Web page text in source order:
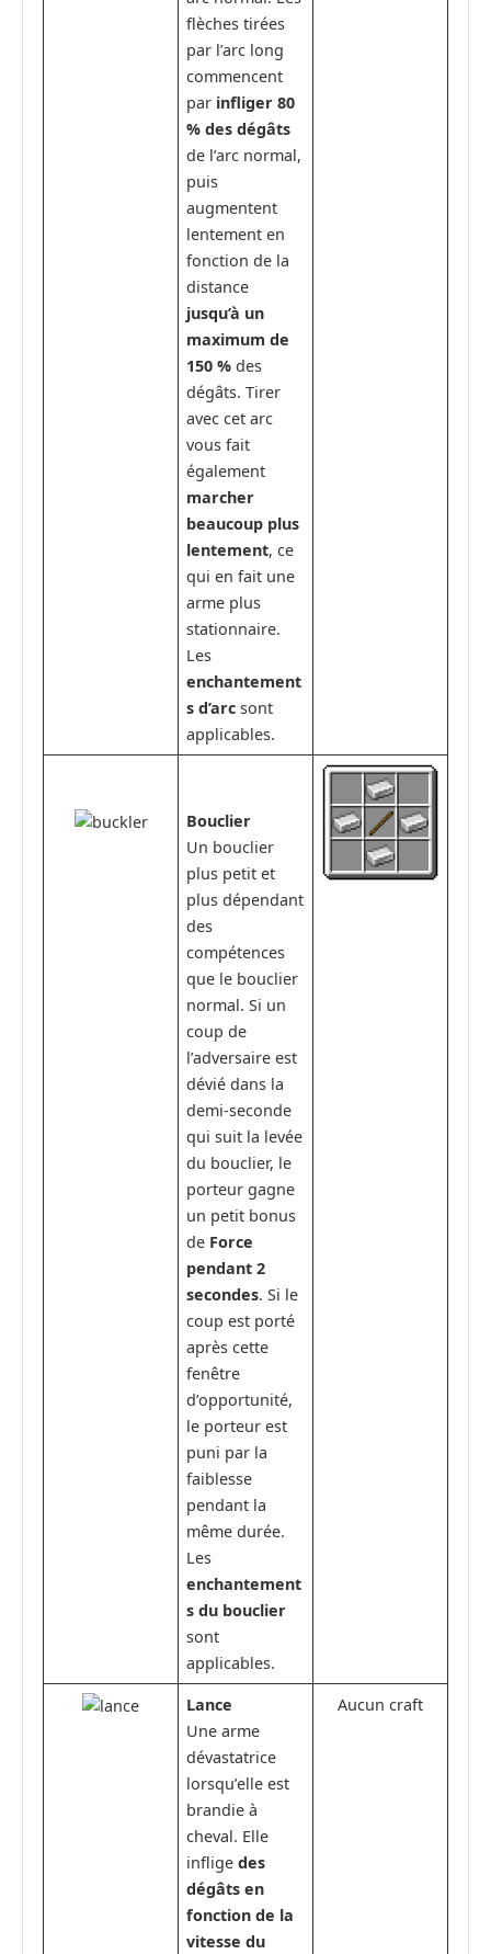
flèches tirées
par l’arc long
commencent
par infliger 80
% des dégâts
de l’arc normal,
puis
augmentent
lentement en
fonction de la
distance
jusqu’à un
maximum de
150 % des
dégâts. Tirer
avec cet arc
vous fait
également
marcher
beaucoup plus
lentement, ce
qui en fait une
arme plus
stationnaire.
Les
enchantement
s d’arc sont
applicables.
Bouclier
Un bouclier
plus petit et
plus dépendant
des
compétences
que le bouclier
normal. Si un
coup de
l’adversaire est
dévié dans la
demi-seconde
qui suit la levée
du bouclier, le
porteur gagne
un petit bonus
de Force
pendant 2
secondes. Si le
coup est porté
après cette
fenêtre
d’opportunité,
le porteur est
puni par la
faiblesse
pendant la
même durée.
Les
enchantement
s du bouclier
sont
applicables.
Lance
Une arme
dévastatrice
lorsqu’elle est
brandie à
cheval. Elle
infligedes
dégâts en
fonction de la
vitesse du
Aucun craft